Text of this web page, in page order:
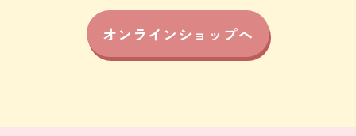
オンラインショップへ